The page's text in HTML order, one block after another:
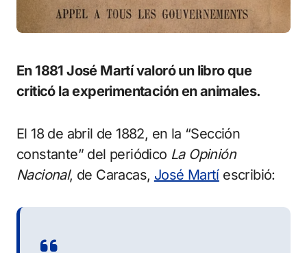
En 1881 José Martí valoró un libro que
criticó la experimentación en animales.
El 18 de abril de 1882, en la “Sección
constante” del periódico La Opinión
Nacional, de Caracas, José Martíescribió: